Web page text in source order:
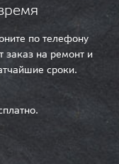
по телефону
заказ на ремонт и
сроки.